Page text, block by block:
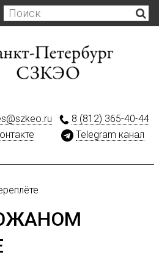
8 (812) 365-40-44
Telegram канал